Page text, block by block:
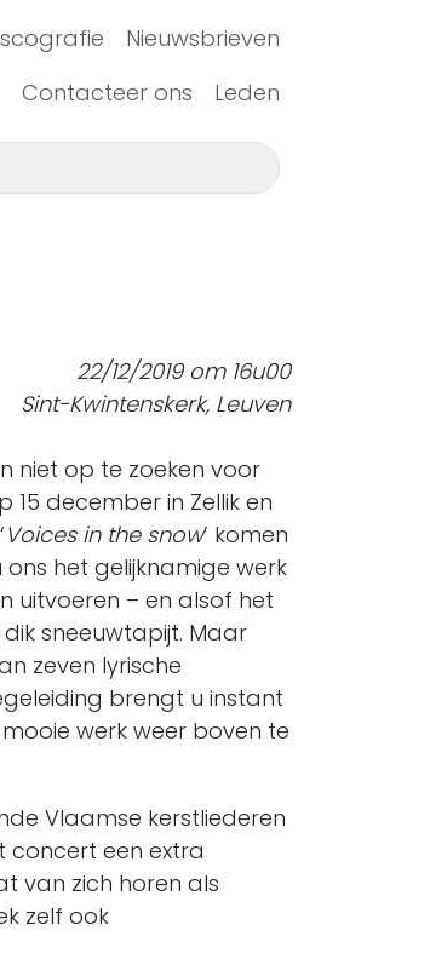
Nieuwsbrieven
Contacteer ons
Leden
22/12/2019 om 16u00
Sint-Kwintenskerk, Leuven
niet op te zoeken voor
15 december in Zellik en
Voices in the snow’ komen
het gelijknamige werk
uitvoeren – en alsof het
sneeuwtapijt. Maar
zeven lyrische
brengt u instant
werk weer boven te
Vlaamse kerstliederen
concert een extra
van zich horen als
zelf ook